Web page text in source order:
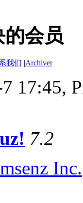
会员
我们 |Archiver
17:45,
7.2
Inc.